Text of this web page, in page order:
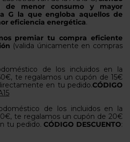
de menor consumo y mayor
G la que engloba aquellos de
eficiencia energética.
premiar tu compra eficiente
(valida únicamente en compras
de los incluidos en la
te regalamos un cupón de 15€
en tu pedido.CÓDIGO
de los incluidos en la
te regalamos un cupón de 20€
tu pedido. CÓDIGO DESCUENTO